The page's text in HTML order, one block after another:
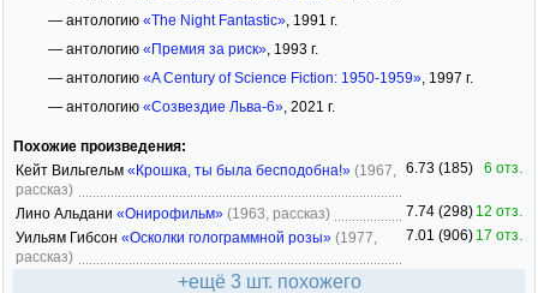
— антологию «The Night Fantastic», 1991 г.
— антологию «Премия за риск», 1993 г.
— антологию «A Century of Science Fiction: 1950-1959», 1997 г.
— антологию «Созвездие Льва-6», 2021 г.
Похожие произведения:
Кейт Вильгельм «Крошка, ты была бесподобна!» (1967,
рассказ)
6.73 (185) 6 отз.
Лино Альдани «Онирофильм» (1963, рассказ) 7.74 (298) 12 отз.
Уильям Гибсон «Осколки голограммной розы» (1977,
рассказ)
7.01 (906) 17 отз.
+ещё 3 шт. похожего